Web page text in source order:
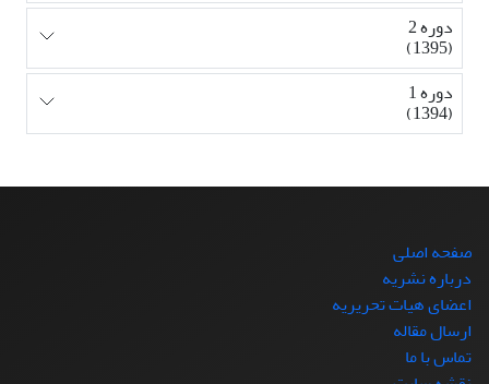
دوره 2
(1395)
دوره 1
(1394)
صفحه اصلی
درباره نشریه
اعضای هیات تحریریه
ارسال مقاله
تماس با ما